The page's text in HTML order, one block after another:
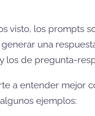
visto, los prompts
una
los de pregunta-
a entender mejor
ejemplos: